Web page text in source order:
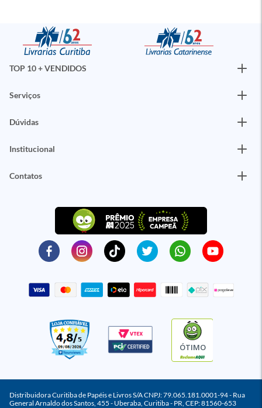
TOP 10 + VENDIDOS
Serviços
Dúvidas
Institucional
Contatos
ÓTIMO
Distribuidora Curitiba de Papéis e Livros S/A CNPJ: 79.065.181.0001-94 - Rua
General Arnaldo dos Santos, 455 - Uberaba, Curitiba - PR, CEP: 81560-653